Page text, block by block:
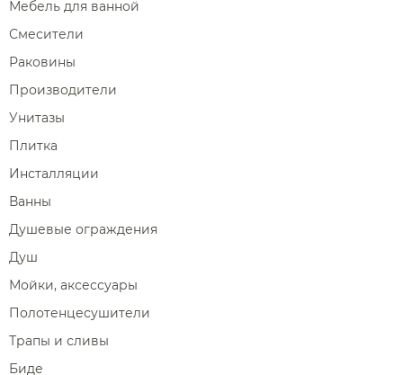
Мебель для ванной
Смесители
Раковины
Производители
Унитазы
Плитка
Инсталляции
Ванны
Душевые ограждения
Душ
Мойки, аксессуары
Полотенцесушители
Трапы и сливы
Биде